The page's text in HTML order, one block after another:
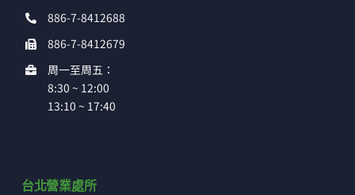
886-7-8412688
886-7-8412679
周一至周五：
8:30 ~ 12:00
13:10 ~ 17:40
台北營業處所